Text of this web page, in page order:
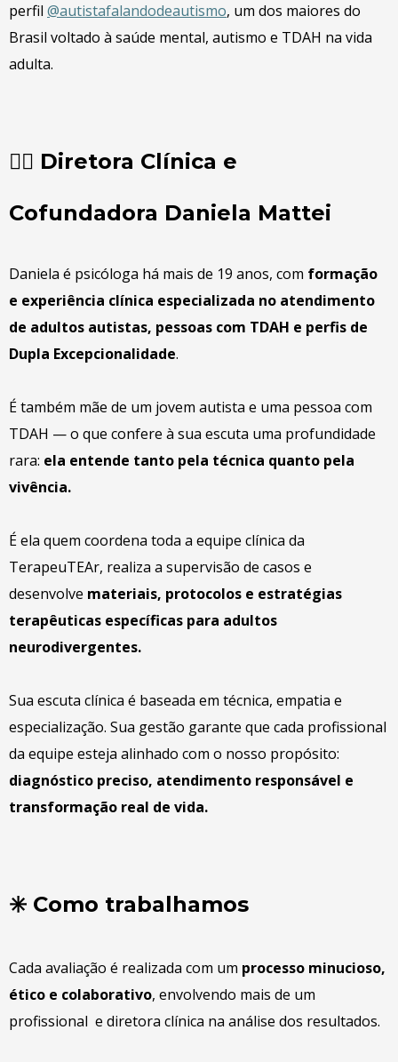
perfil @autistafalandodeautismo, um dos maiores do
Brasil voltado à saúde mental, autismo e TDAH na vida
adulta.
👩‍⚕️ Diretora Clínica e
Cofundadora Daniela Mattei
Daniela é psicóloga há mais de 19 anos, com formação
e experiência clínica especializada no atendimento
de adultos autistas, pessoas com TDAH e perfis de
Dupla Excepcionalidade.
É também mãe de um jovem autista e uma pessoa com
TDAH — o que confere à sua escuta uma profundidade
rara: ela entende tanto pela técnica quanto pela
vivência.
É ela quem coordena toda a equipe clínica da
TerapeuTEAr, realiza a supervisão de casos e
desenvolve materiais, protocolos e estratégias
terapêuticas específicas para adultos
neurodivergentes.
Sua escuta clínica é baseada em técnica, empatia e
especialização. Sua gestão garante que cada profissional
da equipe esteja alinhado com o nosso propósito:
diagnóstico preciso, atendimento responsável e
transformação real de vida.
✳️ Como trabalhamos
Cada avaliação é realizada com um processo minucioso,
ético e colaborativo, envolvendo mais de um
profissional e diretora clínica na análise dos resultados.